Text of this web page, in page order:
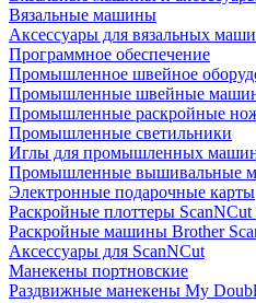
Вязальные машины
Аксессуары для вязальных
Программное обеспечение
Промышленное швейное
Промышленные швейные
Промышленные раскройные
Промышленные светильники
Иглы для промышленных
Промышленные вышивальные
Электронные подарочные карты
Раскройные плоттеры ScanNCut
Раскройные машины Brother
Аксессуары для ScanNCut
Манекены портновские
Раздвижные манекены My